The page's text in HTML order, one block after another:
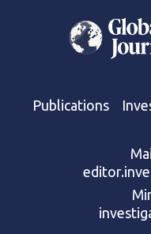
Publications